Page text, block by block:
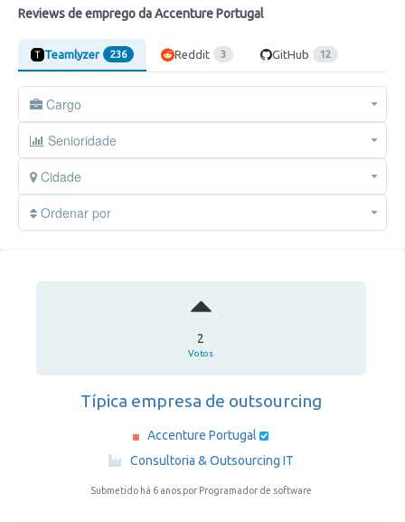
Reviews de emprego da Accenture Portugal
Teamlyzer 236 Reddit 3 GitHub 12
Cargo
Senioridade
Cidade
Ordenar por
2
Votos
Típica empresa de outsourcing
Accenture Portugal
·
Consultoria & Outsourcing IT
Submetido há 6 anos por Programador de software